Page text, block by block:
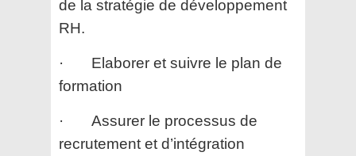
de la stratégie de développement
RH.
· Elaborer et suivre le plan de
formation
· Assurer le processus de
recrutement et d’intégration